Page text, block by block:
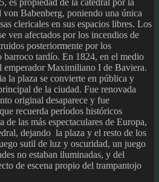
Babenberg, poniendo una única
clericales en sus espacios libres. Los
ven afectados por los incendios de
posteriormente por los
barroco tardío. En 1824, en el medio
emperador Maximiliano I de Baviera.
la plaza se convierte en pública y
de la ciudad. Fue renovada
original desaparece y fue
recuerda períodos históricos
las más espectaculares de Europa,
dejando la plaza y el resto de los
sutil de luz y oscuridad, un juego
no estaban iluminadas, y del
de escena propio del trampantojo